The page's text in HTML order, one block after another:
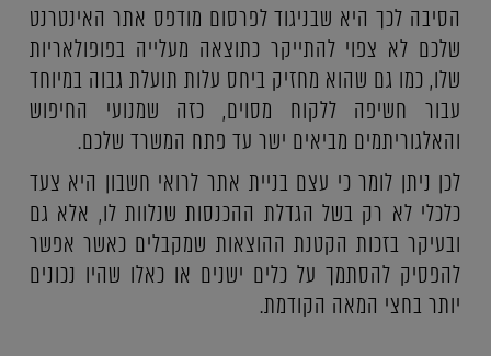
הסיבה לכך היא שבניגוד לפרסום מודפס אתר האינטרנט
שלכם לא צפוי להתייקר כתוצאה מעלייה בפופולאריות
שלו, כמו גם שהוא מחזיק ביחס עלות תועלת גבוה במיוחד
עבור חשיפה ללקוח מסוים, כזה שמנועי החיפוש
והאלגוריתמים מביאים ישר עד פתח המשרד שלכם.
לכן ניתן לומר כי עצם בניית אתר לרואי חשבון היא צעד
כלכלי לא רק בשל הגדלת ההכנסות שנלוות לו, אלא גם
ובעיקר בזכות הקטנת ההוצאות שמקבלים כאשר אפשר
להפסיק להסתמך על כלים ישנים או כאלו שהיו נכונים
יותר בחצי המאה הקודמת.